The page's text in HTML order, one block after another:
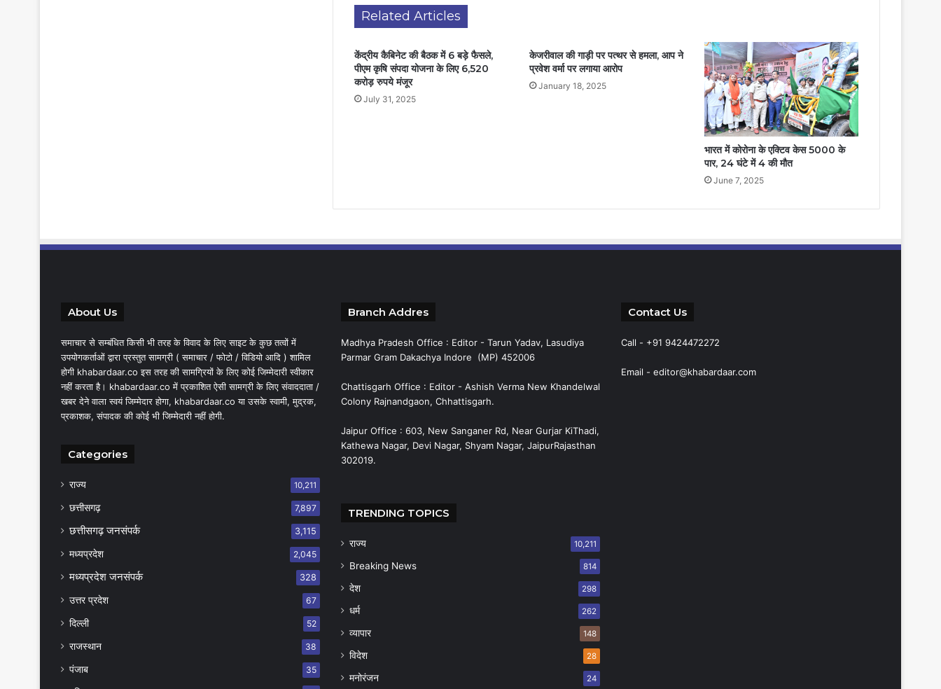
Related Articles
केंद्रीय कैबिनेट की बैठक में 6 बड़े फैसले,
पीएम कृषि संपदा योजना के लिए 6,520
करोड़ रुपये मंजूर
July 31, 2025
केजरीवाल की गाड़ी पर पत्थर से हमला, आप ने
प्रवेश वर्मा पर लगाया आरोप
January 18, 2025
भारत में कोरोना के एक्टिव केस 5000 के
पार, 24 घंटे में 4 की मौत
June 7, 2025
About Us
समाचार से सम्बंधित किसी भी तरह के विवाद के लिए साइट के कुछ तत्वों में
उपयोगकर्ताओं द्वारा प्रस्तुत सामग्री ( समाचार / फोटो / विडियो आदि ) शामिल
होगी khabardaar.co इस तरह की सामग्रियों के लिए कोई जिम्मेदारी स्वीकार
नहीं करता है। khabardaar.co में प्रकाशित ऐसी सामग्री के लिए संवाददाता /
खबर देने वाला स्वयं जिम्मेदार होगा, khabardaar.co या उसके स्वामी, मुद्रक,
प्रकाशक, संपादक की कोई भी जिम्मेदारी नहीं होगी.
Categories
राज्य 10,211
छत्तीसगढ़ 7,897
छत्तीसगढ़ जनसंपर्क 3,115
मध्यप्रदेश 2,045
मध्यप्रदेश जनसंपर्क 328
उत्तर प्रदेश 67
दिल्ली 52
राजस्थान 38
पंजाब 35
Branch Addres
Madhya Pradesh Office : Editor - Tarun Yadav, Lasudiya
Parmar Gram Dakachya Indore (MP) 452006
Chattisgarh Office : Editor - Ashish Verma New Khandelwal
Colony Rajnandgaon, Chhattisgarh.
Jaipur Office : 603, New Sanganer Rd, Near Gurjar KiThadi,
Kathewa Nagar, Devi Nagar, Shyam Nagar, JaipurRajasthan
302019.
TRENDING TOPICS
राज्य 10,211
Breaking News 814
देश 298
धर्म 262
व्यापार 148
विदेश 28
मनोरंजन 24
Contact Us
Call - +91 9424472272
Email - editor@khabardaar.com